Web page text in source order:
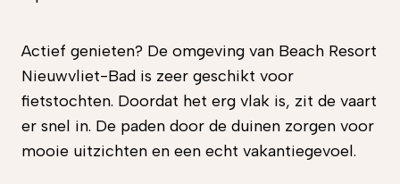
Actief genieten? De omgeving van Beach Resort
Nieuwvliet-Bad is zeer geschikt voor
fietstochten. Doordat het erg vlak is, zit de vaart
er snel in. De paden door de duinen zorgen voor
mooie uitzichten en een echt vakantiegevoel.